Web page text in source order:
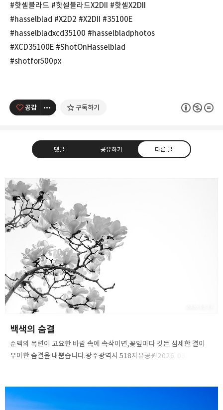
#핫셀블라드 #핫셀블라드X2DII #핫셀X2DII
#hasselblad #X2D2 #X2DII #35100E
#hasselbladxcd35100 #hasselbladphotos
#XCD35100E #ShotOnHasselblad
#shotfor500px
공감 구독하기
댓글 공유하기 다른 글
사진 속의 또 다른 나
사진, 음악, 영화, 컴퓨터, IT
구독하기
카카오톡 라인
밴드 네이버 블로그
백색의 숨결
​순백의 목련이 고요한 바람 속에 속삭이면,꽃잎마다 깃든 섬세한 결이
우아한 숨결을 내뿜습니다.​광주광역시 518자유공원2026. 03. 26​
#518자유공원#여행에미치다 #대한민국구석구석#핫셀블라드 #
핫셀블라드X2DII #핫셀X2DII#hasselblad #X2D2 #X2DII